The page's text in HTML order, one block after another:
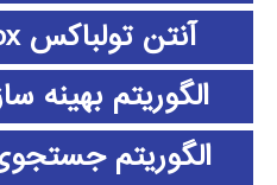
آنتن تولباکس antenna toolbox
الگوریتم بهینه